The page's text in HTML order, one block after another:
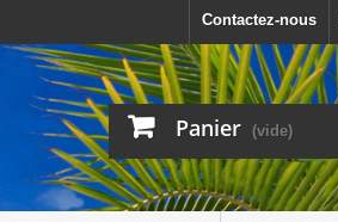
Contactez-nous
Panier (vide)